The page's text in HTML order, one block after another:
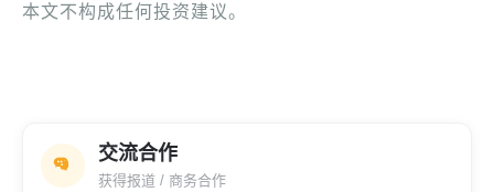
本文不构成任何投资建议。
交流合作
获得报道 / 商务合作